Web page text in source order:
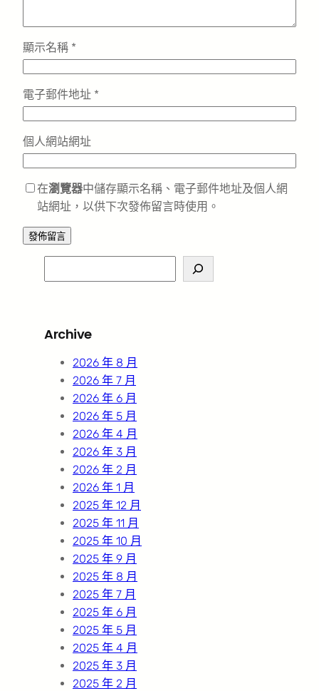
顯示名稱 *
電子郵件地址 *
個人網站網址
在瀏覽器中儲存顯示名稱、電子郵件地址及個人網
站網址，以供下次發佈留言時使用。
e
c
Archive
2026 年 8 月
2026 年 7 月
2026 年 6 月
2026 年 5 月
2026 年 4 月
2026 年 3 月
2026 年 2 月
2026 年 1 月
2025 年 12 月
2025 年 11 月
2025 年 10 月
2025 年 9 月
2025 年 8 月
2025 年 7 月
2025 年 6 月
2025 年 5 月
2025 年 4 月
2025 年 3 月
2025 年 2 月